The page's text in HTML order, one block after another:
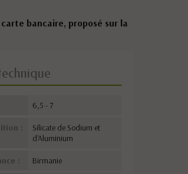
bancaire, proposé sur la
6,5 - 7
:
Silicate de Sodium et
d'Aluminium
: Birmanie